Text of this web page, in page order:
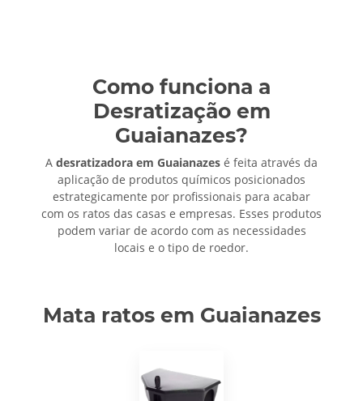
Como funciona a
Desratização em
Guaianazes?
A desratizadora em Guaianazes é feita através da
aplicação de produtos químicos posicionados
estrategicamente por profissionais para acabar
com os ratos das casas e empresas. Esses produtos
podem variar de acordo com as necessidades
locais e o tipo de roedor.
Mata ratos em Guaianazes